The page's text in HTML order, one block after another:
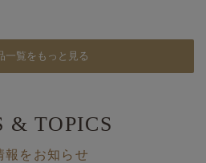
一覧をもっと見る
& TOPICS
報をお知らせ